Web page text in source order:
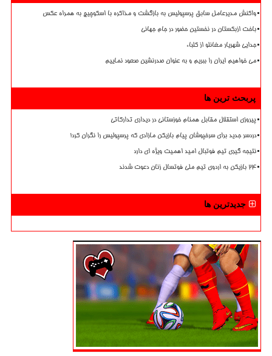
واکنش مدیرعامل سابق پرسپولیس به بازگشت و مذاکره با اسکوچیچ به همراه عکس
باخت ازبکستان در نخستین حضور در جام جهانی
جدایی شهریار مغانلو از کلباء
می خواهیم ایران را ببریم و به عنوان صدرنشین صعود نماییم
پربحث ترین ها
پیروزی استقلال مقابل همنام خوزستانی در دیداری تدارکاتی
دردسر جدید برای سرخپوشان پیام بازیکن مازادی که پرسپولیس را نگران کرد!
نتیجه گیری تیم فوتبال امید اهمیت ویژه ای دارد
۲۴ بازیکن به اردوی تیم ملی فوتسال زنان دعوت شدند
جدیدترین ها